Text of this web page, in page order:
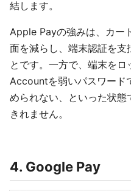
結します。
Apple Payの強みは、カー
面を減らし、端末認証を支
とです。一方で、端末を
Accountを弱いパスワード
められない、といった状態
きれません。
4. Google Pay